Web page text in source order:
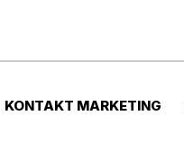
KONTAKT MARKETING